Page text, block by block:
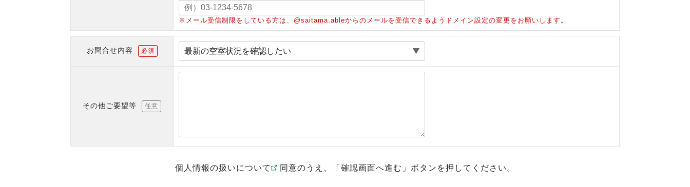
※メール受信制限をしている方は、@saitama.ableからのメールを受信できるようドメイン設定の変更をお願いします。
お問合せ内容 必須
その他ご要望等 任意
個人情報の扱いについて 同意のうえ、「確認画面へ進む」ボタンを押してください。